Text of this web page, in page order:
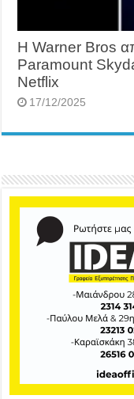
Η Warner Bros
Paramount
Netflix
17/12/2025